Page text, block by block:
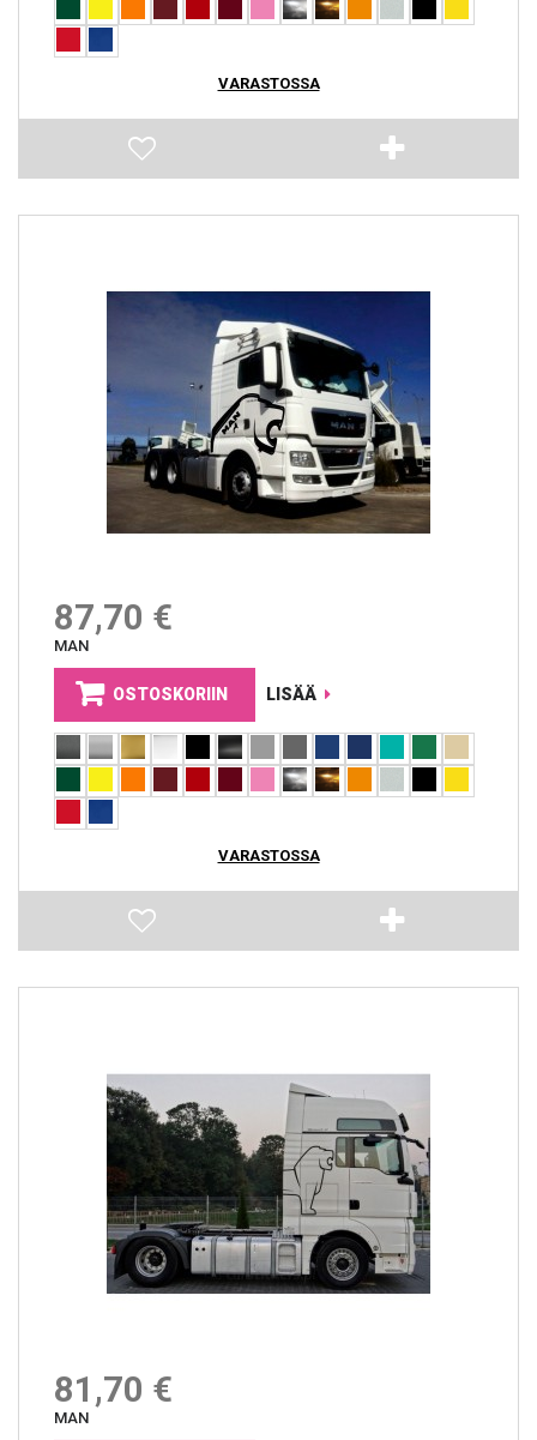
VARASTOSSA
87,70 €
MAN
OSTOSKORIIN LISÄÄ
VARASTOSSA
81,70 €
MAN